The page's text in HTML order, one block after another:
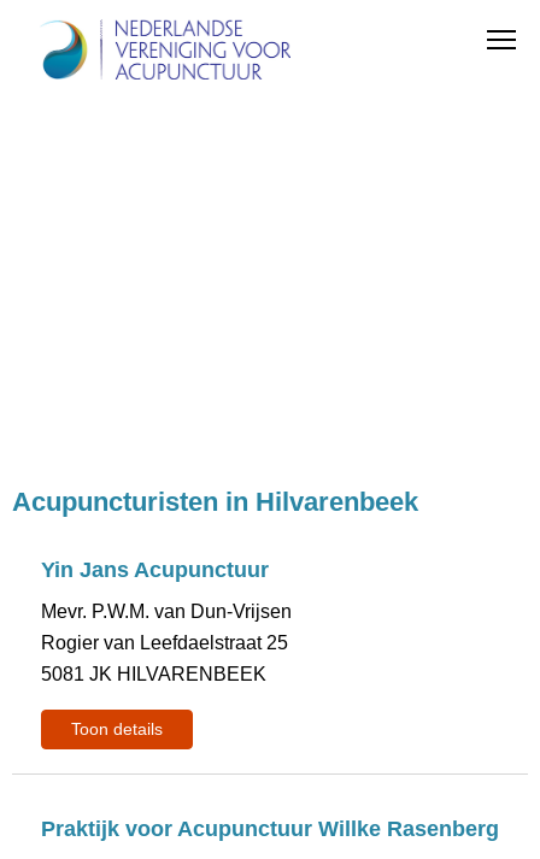
Acupuncturisten in Hilvarenbeek
Yin Jans Acupunctuur
Mevr. P.W.M. van Dun-Vrijsen
Rogier van Leefdaelstraat 25
5081 JK HILVARENBEEK
Toon details
Praktijk voor Acupunctuur Willke Rasenberg